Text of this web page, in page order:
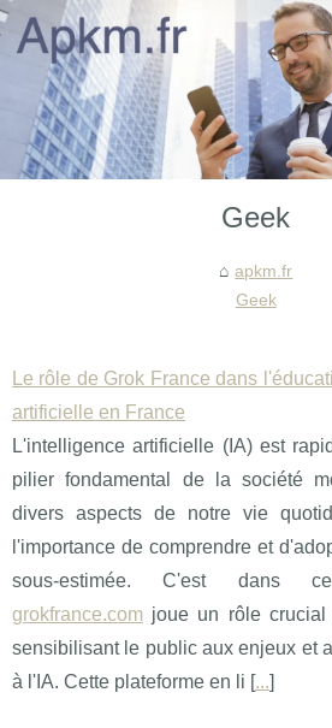
Geek
apkm.fr
Geek
Le rôle de Grok France dans
artificielle en France
L'intelligence artificielle (IA) est
pilier fondamental de la société
divers aspects de notre vie
l'importance de comprendre et
sous-estimée. C'est dans
grokfrance.com joue un rôle
sensibilisant le public aux enjeux et
à l'IA. Cette plateforme en li [...]